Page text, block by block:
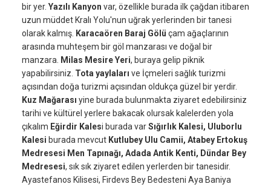
bir yer. Yazılı Kanyon var, özellikle burada ilk çağdan itibaren
uzun müddet Kralı Yolu'nun uğrak yerlerinden bir tanesi
olarak kalmış. Karacaören Baraj Gölü çam ağaçlarının
arasında muhteşem bir göl manzarası ve doğal bir
manzara.
Milas Mesire Yeri, buraya gelip piknik
yapabilirsiniz. Tota yaylaları ve İçmeleri sağlık turizmi
açısından doğa turizmi açısından oldukça güzel bir yerdir.
Kuz Mağarası yine burada bulunmakta ziyaret edebilirsiniz
tarihi ve kültürel yerlere bakacak olursak kalelerden yola
çıkalım Eğirdir Kalesi burada varSığırlık Kalesi, Uluborlu
Kalesi burada mevcut Kutlubey Ulu Camii, Atabey Ertokuş
Medresesi Men Tapınağı, Adada Antik Kenti, Dündar Bey
Medresesi, sık sık ziyaret edilen yerlerden bir tanesidir.
Ayastefanos Kilisesi, Firdevs Bey Bedesteni Aya Baniya